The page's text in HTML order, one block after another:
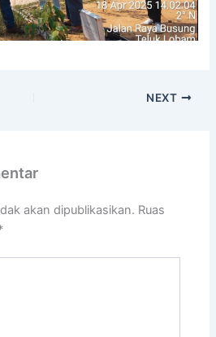
NEXT
akan dipublikasikan. Ruas